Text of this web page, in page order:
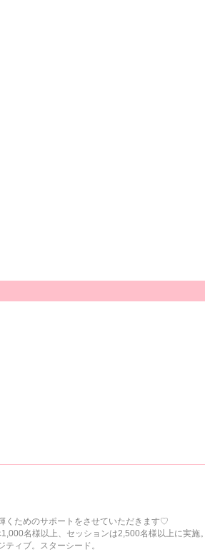
くためのサポートをさせていただきます♡
名様以上、セッションは2,500名様以上に実施。
ィブ。スターシード。